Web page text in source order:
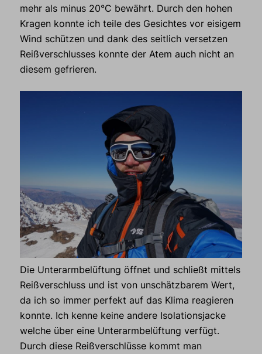
mehr als minus 20°C bewährt. Durch den hohen
Kragen konnte ich teile des Gesichtes vor eisigem
Wind schützen und dank des seitlich versetzen
Reißverschlusses konnte der Atem auch nicht an
diesem gefrieren.
Die Unterarmbelüftung öffnet und schließt mittels
Reißverschluss und ist von unschätzbarem Wert,
da ich so immer perfekt auf das Klima reagieren
konnte. Ich kenne keine andere Isolationsjacke
welche über eine Unterarmbelüftung verfügt.
Durch diese Reißverschlüsse kommt man